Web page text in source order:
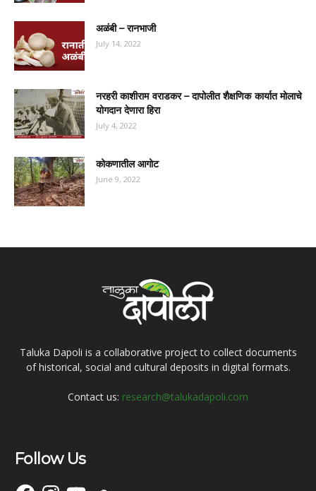
अळंबी – रानभाजी
July 14, 2022
नरहरी काशीराम वराडकर – दापोलीत शैक्षणिक कार्यात मोलाचे
योगदान देणारा हिरा
July 4, 2022
कोकणातील आगोट
June 9, 2022
Taluka Dapoli is a collaborative project to collect documents
of historical, social and cultural deposits in digital formats.
Contact us: research@talukadapoli.com
Follow Us
FacebookInstagramYouTubeSoundCloud